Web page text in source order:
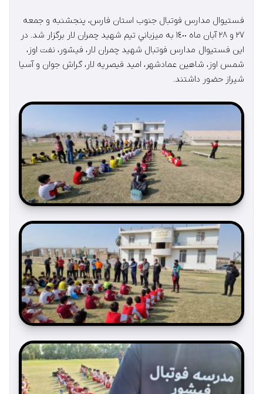
فستيوال مدارس فوتبال جنوب استان فارس، پنجشنبه و جمعه
٢٧ و ٢٨ آبان ماه ١٤٠٠ به ميزباني تيم شهيد چمران لار برگزار شد. در
این فستیوال مدارس فوتبال شهید چمران لار، فیشور، نفت اوز،
شمس اوز، شاهین عمادشهر، امید قیصریه لار، گراش جوان و آسیا
شیراز حضور داشتند.